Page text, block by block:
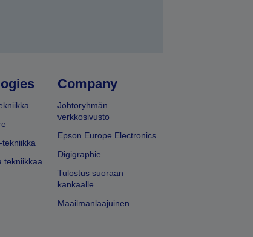
tekniikka
tekniikkaa
Company
Johtoryhmän
verkkosivusto
Epson Europe Electronics
Digigraphie
Tulostus suoraan
kankaalle
Maailmanlaajuinen